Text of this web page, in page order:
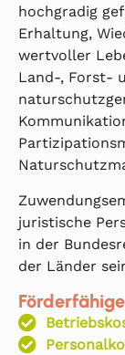
hochgradig
Erhaltung,
wertvoller
Land-, Forst-
juristische
in der
der Länder